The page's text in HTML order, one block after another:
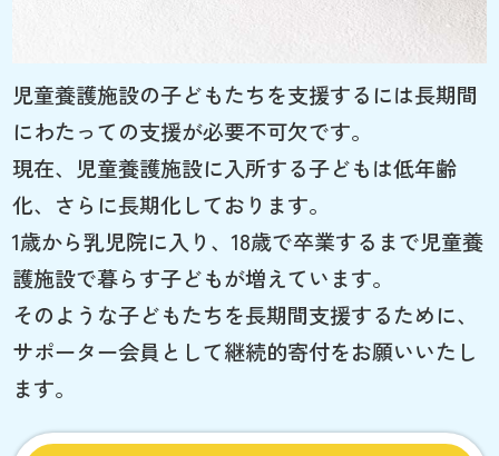
児童養護施設の子どもたちを支援するには長期間
にわたっての支援が必要不可欠です。
現在、児童養護施設に入所する子どもは低年齢
化、さらに長期化しております。
1歳から乳児院に入り、18歳で卒業するまで児童養
護施設で暮らす子どもが増えています。
そのような子どもたちを長期間支援するために、
サポーター会員として継続的寄付をお願いいたし
ます。